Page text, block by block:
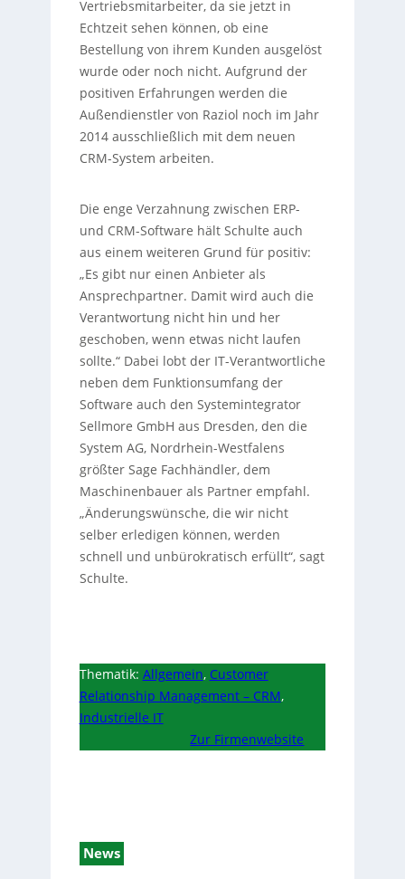
Vertriebsmitarbeiter, da sie jetzt in
Echtzeit sehen können, ob eine
Bestellung von ihrem Kunden ausgelöst
wurde oder noch nicht. Aufgrund der
positiven Erfahrungen werden die
Außendienstler von Raziol noch im Jahr
2014 ausschließlich mit dem neuen
CRM-System arbeiten.
Die enge Verzahnung zwischen ERP-
und CRM-Software hält Schulte auch
aus einem weiteren Grund für positiv:
„Es gibt nur einen Anbieter als
Ansprechpartner. Damit wird auch die
Verantwortung nicht hin und her
geschoben, wenn etwas nicht laufen
sollte.“ Dabei lobt der IT-Verantwortliche
neben dem Funktionsumfang der
Software auch den Systemintegrator
Sellmore GmbH aus Dresden, den die
System AG, Nordrhein-Westfalens
größter Sage Fachhändler, dem
Maschinenbauer als Partner empfahl.
„Änderungswünsche, die wir nicht
selber erledigen können, werden
schnell und unbürokratisch erfüllt“, sagt
Schulte.
Thematik: Allgemein, Customer
Relationship Management – CRM,
Industrielle IT
Zur Firmenwebsite
News